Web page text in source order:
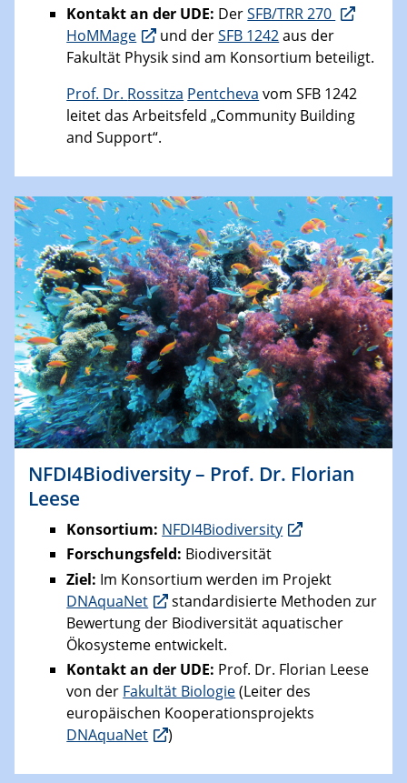
Kontakt an der UDE: DerSFB/TRR 270
HoMMage
und derSFB 1242aus der
Fakultät Physik sind am Konsortium beteiligt.
Prof. Dr. Rossitza Pentcheva vom SFB 1242
leitet das Arbeitsfeld „Community Building
and Support“.
NFDI4Biodiversity – Prof. Dr. Florian
Leese
Konsortium: NFDI4Biodiversity
Forschungsfeld: Biodiversität
Ziel: Im Konsortium werden im Projekt
DNAquaNet
standardisierte Methoden zur
Bewertung der Biodiversität aquatischer
Ökosysteme entwickelt.
Kontakt an der UDE: Prof. Dr. Florian Leese
von der Fakultät Biologie(Leiter des
europäischen Kooperationsprojekts
DNAquaNet
)